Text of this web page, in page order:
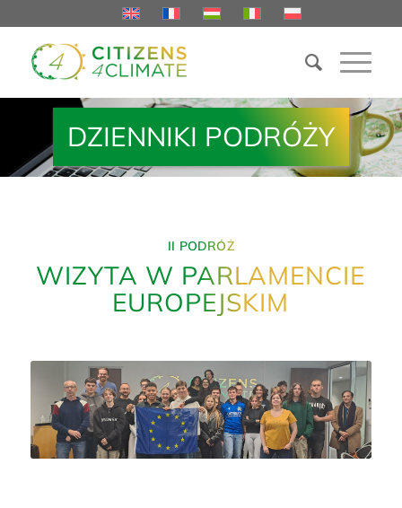
DZIENNIKI PODRÓŻY
II PODRÓŻ
WIZYTA W PARLAMENCIE
EUROPEJSKIM